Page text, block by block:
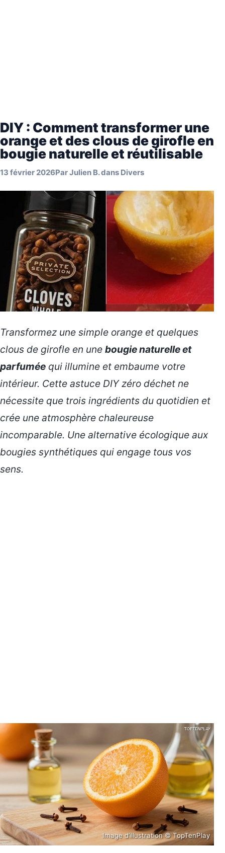
DIY : Comment transformer une
orange et des clous de girofle en
bougie naturelle et réutilisable
13 février 2026ParJulien B.dans Divers
Transformez une simple orange et quelques
clous de girofle en une bougie naturelle et
parfumée qui illumine et embaume votre
intérieur. Cette astuce DIY zéro déchet ne
nécessite que trois ingrédients du quotidien et
crée une atmosphère chaleureuse
incomparable. Une alternative écologique aux
bougies synthétiques qui engage tous vos
sens.
Image d’illustration © TopTenPlay